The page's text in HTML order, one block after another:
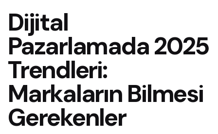
Dijital
Pazarlamada 2025
Trendleri:
Markaların Bilmesi
Gerekenler